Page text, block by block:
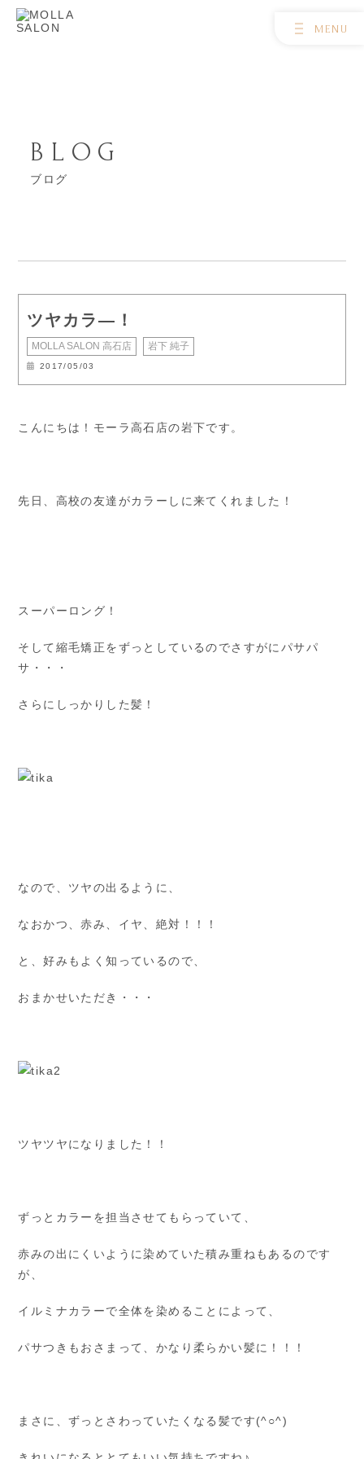
BLOG
ブログ
ツヤカラ―！
MOLLA SALON 高石店 岩下 純子
2017/05/03
こんにちは！モーラ高石店の岩下です。
先日、高校の友達がカラーしに来てくれました！
スーパーロング！
そして縮毛矯正をずっとしているのでさすがにパサパ
サ・・・
さらにしっかりした髪！
なので、ツヤの出るように、
なおかつ、赤み、イヤ、絶対！！！
と、好みもよく知っているので、
おまかせいただき・・・
ツヤツヤになりました！！
ずっとカラーを担当させてもらっていて、
赤みの出にくいように染めていた積み重ねもあるのです
が、
イルミナカラーで全体を染めることによって、
パサつきもおさまって、かなり柔らかい髪に！！！
まさに、ずっとさわっていたくなる髪です(^○^)